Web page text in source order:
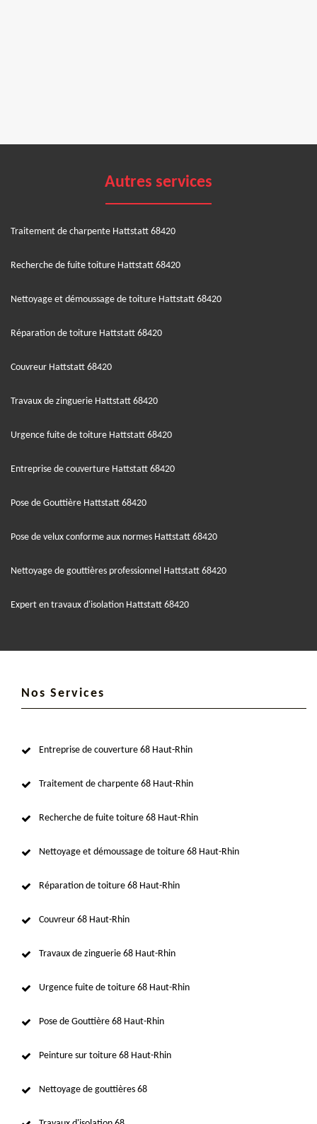
Autres services
Traitement de charpente Hattstatt 68420
Recherche de fuite toiture Hattstatt 68420
Nettoyage et démoussage de toiture Hattstatt 68420
Réparation de toiture Hattstatt 68420
Couvreur Hattstatt 68420
Travaux de zinguerie Hattstatt 68420
Urgence fuite de toiture Hattstatt 68420
Entreprise de couverture Hattstatt 68420
Pose de Gouttière Hattstatt 68420
Pose de velux conforme aux normes Hattstatt 68420
Nettoyage de gouttières professionnel Hattstatt 68420
Expert en travaux d'isolation Hattstatt 68420
Nos Services
Entreprise de couverture 68 Haut-Rhin
Traitement de charpente 68 Haut-Rhin
Recherche de fuite toiture 68 Haut-Rhin
Nettoyage et démoussage de toiture 68 Haut-Rhin
Réparation de toiture 68 Haut-Rhin
Couvreur 68 Haut-Rhin
Travaux de zinguerie 68 Haut-Rhin
Urgence fuite de toiture 68 Haut-Rhin
Pose de Gouttière 68 Haut-Rhin
Peinture sur toiture 68 Haut-Rhin
Nettoyage de gouttières 68